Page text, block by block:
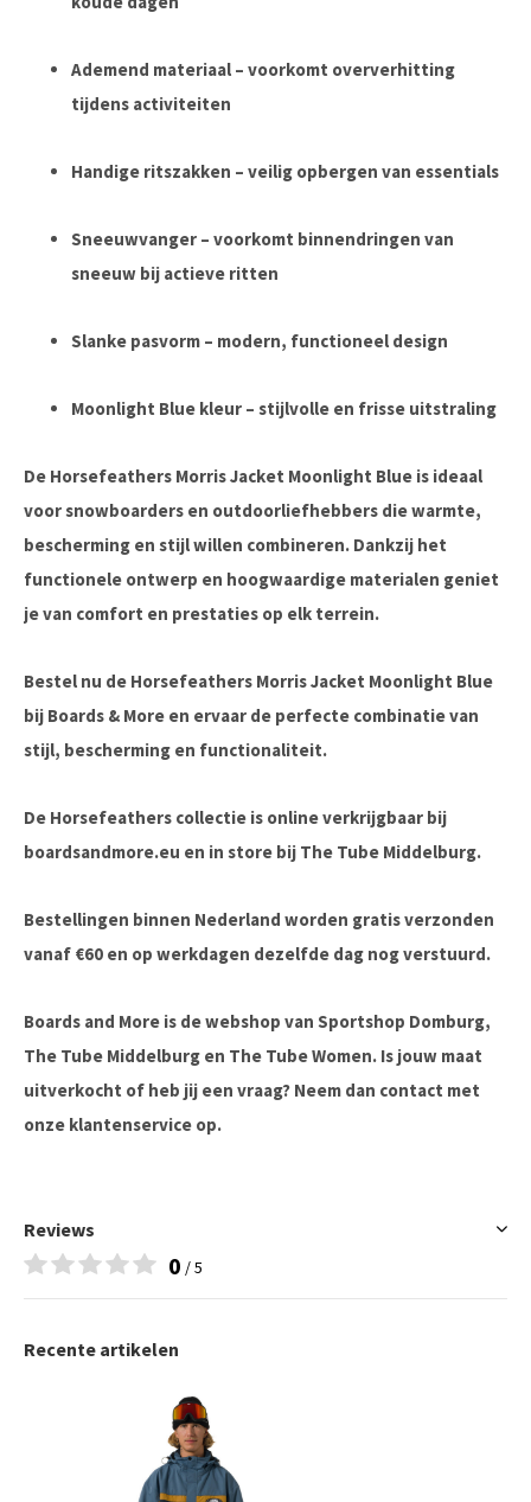
Ademend materiaal – voorkomt oververhitting
tijdens activiteiten
Handige ritszakken – veilig opbergen van essentials
Sneeuwvanger – voorkomt binnendringen van
sneeuw bij actieve ritten
Slanke pasvorm – modern, functioneel design
Moonlight Blue kleur – stijlvolle en frisse uitstraling
De Horsefeathers Morris Jacket Moonlight Blue is ideaal
voor snowboarders en outdoorliefhebbers die warmte,
bescherming en stijl willen combineren. Dankzij het
functionele ontwerp en hoogwaardige materialen geniet
je van comfort en prestaties op elk terrein.
Bestel nu de Horsefeathers Morris Jacket Moonlight Blue
bij Boards & More en ervaar de perfecte combinatie van
stijl, bescherming en functionaliteit.
De Horsefeathers collectie is online verkrijgbaar bij
boardsandmore.eu en in store bij The Tube Middelburg.
Bestellingen binnen Nederland worden gratis verzonden
vanaf €60 en op werkdagen dezelfde dag nog verstuurd.
Boards and More is de webshop van Sportshop Domburg,
The Tube Middelburg en The Tube Women. Is jouw maat
uitverkocht of heb jij een vraag? Neem dan contact met
onze klantenservice op.
Reviews
0 / 5
Recente artikelen